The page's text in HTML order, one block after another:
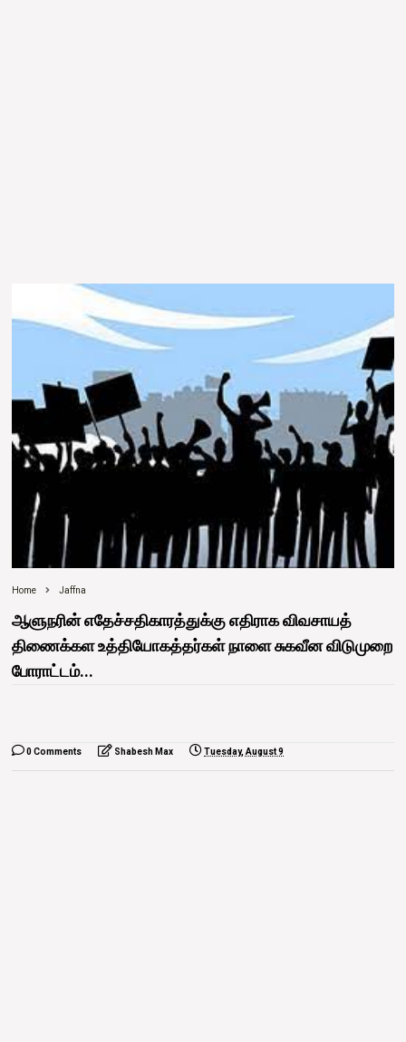
Home Jaffna
ஆளுநரின் எதேச்சதிகாரத்துக்கு எதிராக விவசாயத்
திணைக்கள உத்தியோகத்தர்கள் நாளை சுகவீன விடுமுறை
போராட்டம்...
0 Comments Shabesh Max Tuesday, August 9